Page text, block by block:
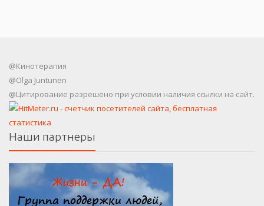
@Кинотерапия
@Olga Juntunen
@Цитирование разрешено при условии наличия ссылки на сайт.
Наши партнеры